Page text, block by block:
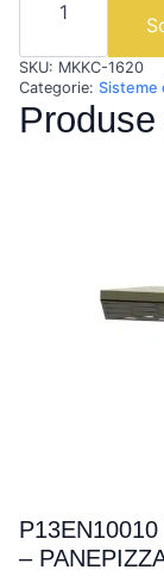
cuptor
SKU: MKKC-1620
Categorie: Sisteme
–